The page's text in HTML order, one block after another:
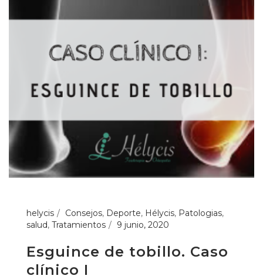
helycis Consejos, Deporte, Hélycis, Patologias,
salud, Tratamientos 9 junio, 2020
Esguince de tobillo. Caso
clínico I